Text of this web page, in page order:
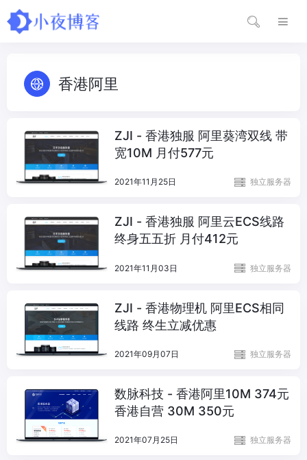
香港阿里
ZJI - 香港独服 阿里葵湾双线 带
宽10M 月付577元
2021年11月25日 独立服务器
ZJI - 香港独服 阿里云ECS线路
终身五五折 月付412元
2021年11月03日 独立服务器
ZJI - 香港物理机 阿里ECS相同
线路 终生立减优惠
2021年09月07日 独立服务器
数脉科技 - 香港阿里10M 374元
香港自营 30M 350元
2021年07月25日 独立服务器